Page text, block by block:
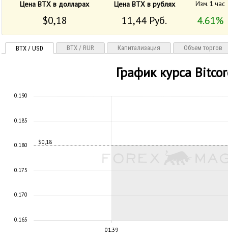
Цена BTX в долларах Цена BTX в рублях Изм. 1 час
$0,18 11,44 Руб. 4.61%
BTX / USD BTX / RUR Капитализация Объем торгов
График курса
01:39
$0,18
0.165
0.170
0.175
0.180
0.185
0.190